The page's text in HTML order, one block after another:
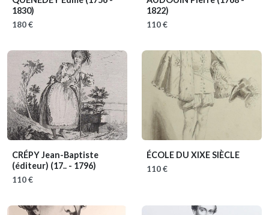
1830)
180 €
1822)
110 €
CRÉPY Jean-Baptiste
(éditeur) (17.. - 1796)
110 €
ÉCOLE DU XIXE SIÈCLE
110 €